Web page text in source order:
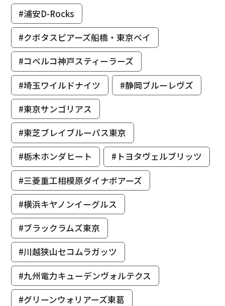
#浦安D-Rocks
#クボタスピアーズ船橋・東京ベイ
#コベルコ神戸スティーラーズ
#埼玉ワイルドナイツ
#静岡ブルーレヴズ
#東京サンゴリアス
#東芝ブレイブルーパス東京
#栃木ホンダヒート
#トヨタヴェルブリッツ
#三菱重工相模原ダイナボアーズ
#横浜キヤノンイーグルス
#ブラックラムズ東京
#川越狭山セコムラガッツ
#九州電力キューデンヴォルテクス
#グリーンウォリアーズ東葛